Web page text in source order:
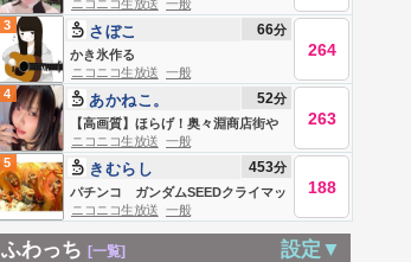
ニコニコ生放送 一般
3
かき氷作る
さぼこ 66分
264
ニコニコ生放送 一般
4
【高画質】ほらげ！奥々淵商店街や
る
あかねこ。 52分
263
ニコニコ生放送 一般
5
パチンコ ガンダムSEEDクライマッ
クス
きむらし 453分
188
ニコニコ生放送 一般
ふわっち [一覧] 設定▼